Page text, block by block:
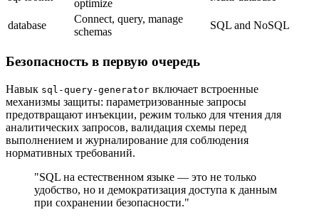
optimize
database
Connect, query, manage
schemas
SQL and NoSQL
Безопасность в первую очередь
Навык sql-query-generator включает встроенные
механизмы защиты: параметризованные запросы
предотвращают инъекции, режим только для чтения для
аналитических запросов, валидация схемы перед
выполнением и журналирование для соблюдения
нормативных требований.
"SQL на естественном языке — это не только
удобство, но и демократизация доступа к данным
при сохранении безопасности."